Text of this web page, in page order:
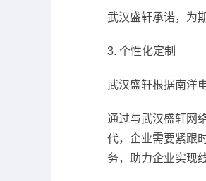
武汉盛轩承诺，为
3. 个性化定制
武汉盛轩根据南洋
通过与武汉盛轩网
代，企业需要紧跟
务，助力企业实现